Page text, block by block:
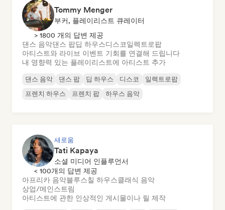
Tommy Menger
부커, 플레이리스트 큐레이터
> 1800 개의 답변 제공
댄스 음악댄스 팝딥 하우스디스코일렉트로팝
아티스트와 라이브 이벤트 기회를 연결해 드립니다
내 영향력 있는 플레이리스트에 아티스트 추가
댄스 음악 댄스 팝 딥 하우스 디스코
일렉트로팝
프렌치 하우스
프렌치 팝 하우스 음악
새로움
Tati Kapaya
소셜 미디어 인플루언서
< 100개의 답변 제공
아프리카 음악블루스칠 하우스클래식 음악
상업/메인스트림
아티스트에 관한 인상적인 게시물이나 릴 제작